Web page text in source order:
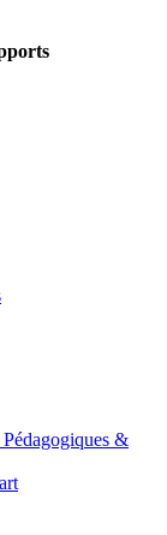
Pédagogiques &